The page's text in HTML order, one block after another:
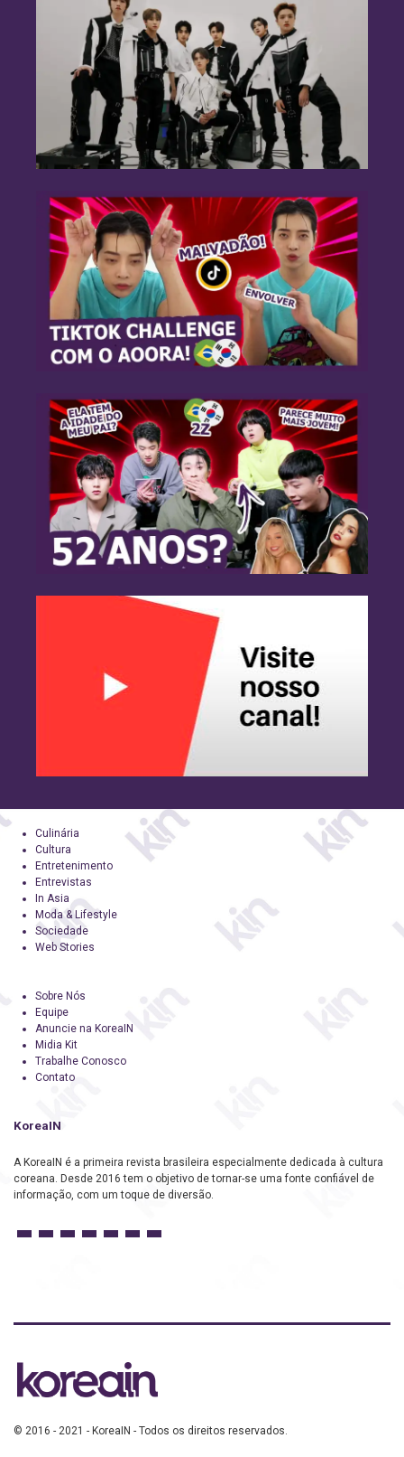
Culinária
Cultura
Entretenimento
Entrevistas
In Asia
Moda & Lifestyle
Sociedade
Web Stories
Sobre Nós
Equipe
Anuncie na KoreaIN
Midia Kit
Trabalhe Conosco
Contato
KoreaIN
A KoreaIN é a primeira revista brasileira especialmente dedicada à cultura
coreana. Desde 2016 tem o objetivo de tornar-se uma fonte confiável de
informação, com um toque de diversão.
© 2016 - 2021 - KoreaIN - Todos os direitos reservados.